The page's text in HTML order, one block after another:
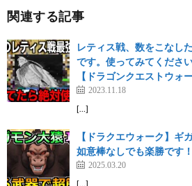
関連する記事
レティス戦、数をこなし
です。使ってみてくださ
【ドラゴンクエストウォー
2023.11.18
[…]
【ドラクエウォーク】ギ
如意棒なしでも楽勝です！
2025.03.20
[…]